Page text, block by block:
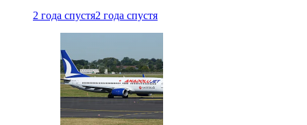
2 года спустя2 года спустя